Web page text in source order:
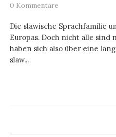
0 Kommentare
Die slawische Sprachfamilie
Europas. Doch nicht alle sind
haben sich also über eine
slaw...